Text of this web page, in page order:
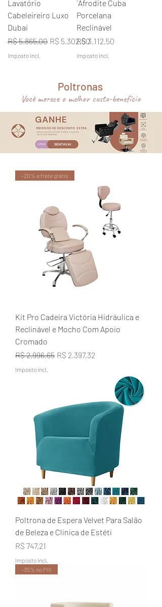
Lavatório
Cabeleireiro Luxo
Dubai
Preço normal
R$ 5.865,00 Preço promocional
R$ 5.302,50
Imposto incl.
´Afrodite Cuba
Porcelana
Reclinável
Preço
R$ 3.112,50
Imposto incl.
Poltronas
Você merece o melhor custo-benefício
-20% e frete grátis
Kit Pro Cadeira Victória Hidráulica e
Reclinável e Mocho Com Apoio
Cromado
Preço normal
R$ 2.996,65 Preço promocional
R$ 2.397,32
Imposto incl.
Poltrona de Espera Velvet Para Salão
de Beleza e Clinica de Estéti
Preço
R$ 747,21
Imposto incl.
-35% no PIX